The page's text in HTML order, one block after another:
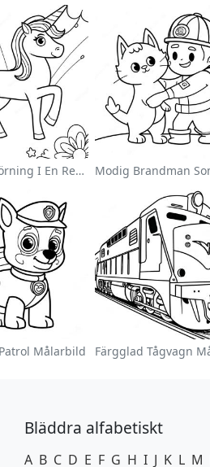
Magisk Enhörning I En Regnbåge Målarbild
Målarbild
Bläddra alfabetiskt
A B C D E F G H I J K L M